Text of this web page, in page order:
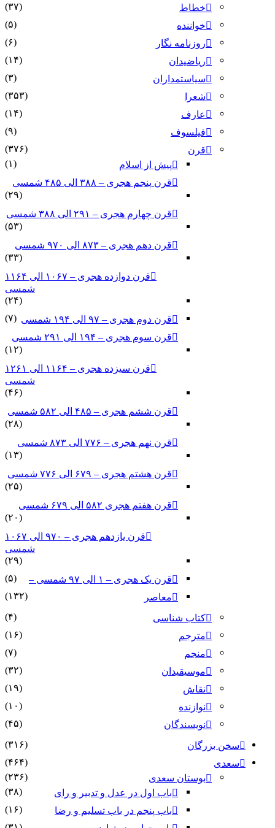
خطاط
(۳۷)
خواننده
(۵)
روزنامه نگار
(۶)
ریاضیدان
(۱۴)
سیاستمداران
(۳)
شعرا
(۳۵۳)
عارف
(۱۴)
فیلسوف
(۹)
قرن
(۳۷۶)
پیش از اسلام
(۱)
قرن پنجم هجری – ۳۸۸ الی ۴۸۵ شمسی
(۲۹)
قرن چهارم هجری – ۲۹۱ الی ۳۸۸ شمسی
(۵۳)
قرن دهم هجری – ۸۷۳ الی ۹۷۰ شمسی
(۳۳)
قرن دوازده هجری – ۱۰۶۷ الی ۱۱۶۴
شمسی
(۲۴)
قرن دوم هجری – ۹۷ الی ۱۹۴ شمسی
(۷)
قرن سوم هجری – ۱۹۴ الی ۲۹۱ شمسی
(۱۲)
قرن سیزده هجری – ۱۱۶۴ الی ۱۲۶۱
شمسی
(۴۶)
قرن ششم هجری – ۴۸۵ الی ۵۸۲ شمسی
(۲۸)
قرن نهم هجری – ۷۷۶ الی ۸۷۳ شمسی
(۱۳)
قرن هشتم هجری – ۶۷۹ الی ۷۷۶ شمسی
(۲۵)
قرن هفتم هجری ۵۸۲ الی ۶۷۹ شمسی
(۲۰)
قرن یازدهم هجری – ۹۷۰ الی ۱۰۶۷
شمسی
(۲۹)
قرن یک هجری – ۱ الی ۹۷ شمسی –
(۵)
معاصر
(۱۳۲)
کتاب شناسی
(۴)
مترجم
(۱۶)
منجم
(۷)
موسیقیدان
(۳۲)
نقاش
(۱۹)
نوازنده
(۱۰)
نویسندگان
(۴۵)
سخن بزرگان
(۳۱۶)
سعدی
(۴۶۴)
بوستان سعدی
(۲۳۶)
باب اول در عدل و تدبیر و رای
(۳۸)
باب پنجم در باب تسلیم و رضا
(۱۶)